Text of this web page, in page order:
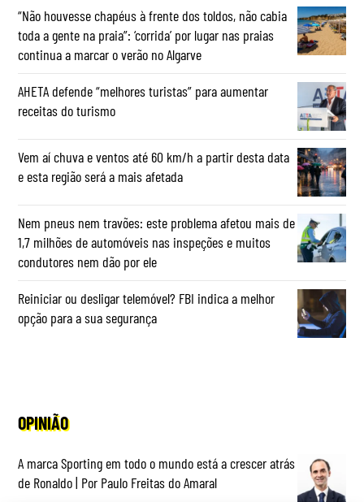
“Não houvesse chapéus à frente dos toldos, não cabia
toda a gente na praia”: ‘corrida’ por lugar nas praias
continua a marcar o verão no Algarve
AHETA defende “melhores turistas” para aumentar
receitas do turismo
Vem aí chuva e ventos até 60 km/h a partir desta data
e esta região será a mais afetada
Nem pneus nem travões: este problema afetou mais de
1,7 milhões de automóveis nas inspeções e muitos
condutores nem dão por ele
Reiniciar ou desligar telemóvel? FBI indica a melhor
opção para a sua segurança
OPINIÃO
A marca Sporting em todo o mundo está a crescer atrás
de Ronaldo | Por Paulo Freitas do Amaral